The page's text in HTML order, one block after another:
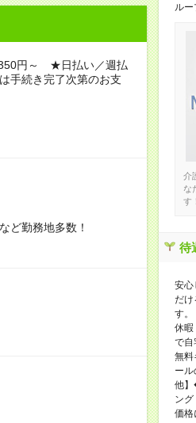
円～ ★日払い／週払
手続き完了次第のお支
ど勤務地多数！
ル
介
な
す！
待
安心
だけ
す。
休暇
で自
無
ー
他】
ン
価格